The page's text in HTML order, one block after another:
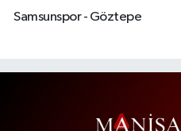
Samsunspor - Göztepe